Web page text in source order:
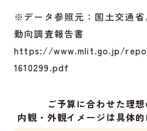
※データ参照元：国土交通
動向調査報告書
https://www.mlit.go.jp/
1610299.pdf
ご予算に合わせた理
内観・外観イメージは具体